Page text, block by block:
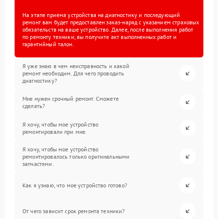
На этапе приема устройства на диагностику и последующий
ремонт вам будет предоставлен заказ-наряд с указанием страховых
обязательств на ваше устройство. Далее, после выполнения работ
по ремонту техники, вы получите акт выполненных работ и
гарантийный талон.
Я уже знаю в чем неисправность и какой
ремонт необходим. Для чего проводить
диагностику?
Мне нужен срочный ремонт. Сможете
сделать?
Я хочу, чтобы мое устройство
ремонтировали при мне.
Я хочу, чтобы мое устройство
ремонтировалось только оригинальными
запчастями.
Как я узнаю, что мое устройство готово?
От чего зависит срок ремонта техники?